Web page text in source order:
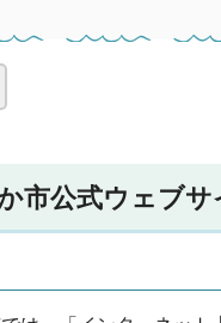
市公式ウェブ